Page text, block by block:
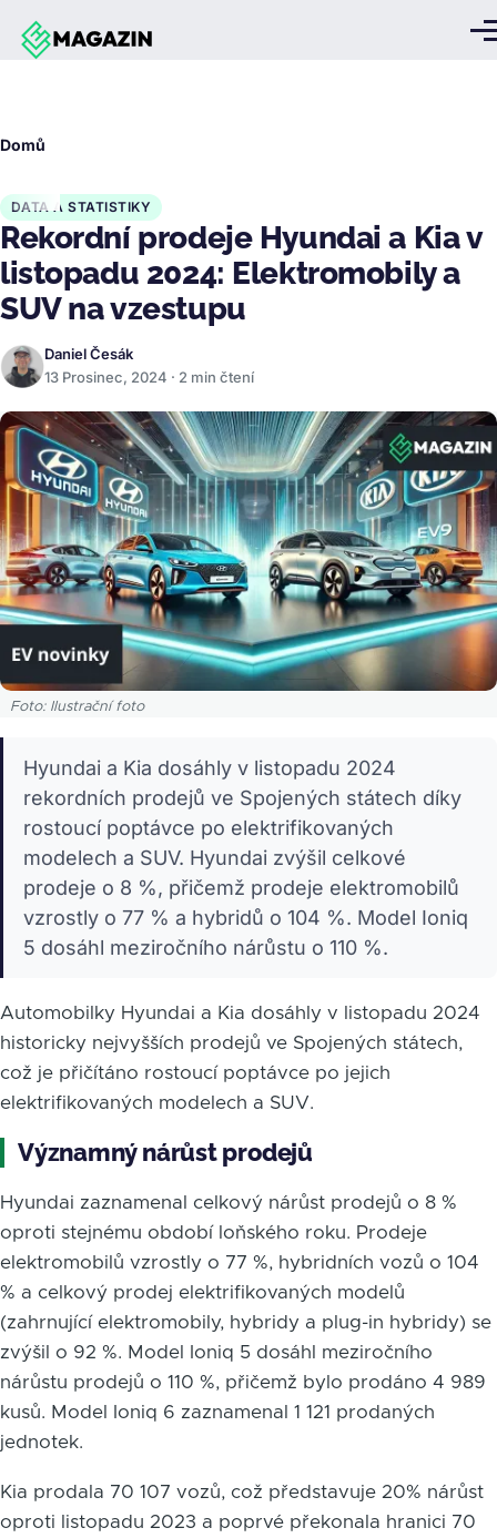
Přejít k hlavnímu obsahu
Domů
DATA A STATISTIKY
Rekordní prodeje Hyundai a Kia v
listopadu 2024: Elektromobily a
SUV na vzestupu
Daniel Česák
13 Prosinec, 2024 · 2 min čtení
Foto: Ilustrační foto
Hyundai a Kia dosáhly v listopadu 2024
rekordních prodejů ve Spojených státech díky
rostoucí poptávce po elektrifikovaných
modelech a SUV. Hyundai zvýšil celkové
prodeje o 8 %, přičemž prodeje elektromobilů
vzrostly o 77 % a hybridů o 104 %. Model Ioniq
5 dosáhl meziročního nárůstu o 110 %.
Automobilky Hyundai a Kia dosáhly v listopadu 2024
historicky nejvyšších prodejů ve Spojených státech,
což je přičítáno rostoucí poptávce po jejich
elektrifikovaných modelech a SUV.
Významný nárůst prodejů
Hyundai zaznamenal celkový nárůst prodejů o 8 %
oproti stejnému období loňského roku. Prodeje
elektromobilů vzrostly o 77 %, hybridních vozů o 104
% a celkový prodej elektrifikovaných modelů
(zahrnující elektromobily, hybridy a plug-in hybridy) se
zvýšil o 92 %. Model Ioniq 5 dosáhl meziročního
nárůstu prodejů o 110 %, přičemž bylo prodáno 4 989
kusů. Model Ioniq 6 zaznamenal 1 121 prodaných
jednotek.
Kia prodala 70 107 vozů, což představuje 20% nárůst
oproti listopadu 2023 a poprvé překonala hranici 70